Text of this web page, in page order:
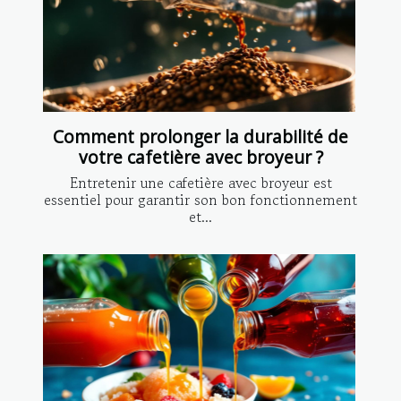
Comment prolonger la durabilité de
votre cafetière avec broyeur ?
Entretenir une cafetière avec broyeur est
essentiel pour garantir son bon fonctionnement
et...